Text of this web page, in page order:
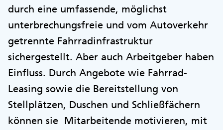
durch eine umfassende, möglichst
unterbrechungsfreie und vom Autoverkehr
getrennte Fahrradinfrastruktur
sichergestellt. Aber auch Arbeitgeber haben
Einfluss. Durch Angebote wie Fahrrad-
Leasing sowie die Bereitstellung von
Stellplätzen, Duschen und Schließfächern
können sie Mitarbeitende motivieren, mit